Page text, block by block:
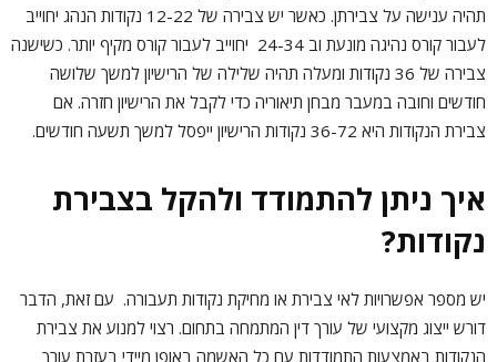
תהיה ענישה על צבירתן. כאשר יש צבירה של 12-22 נקודות הנהג יחוייב
לעבור קורס נהיגה מונעת וב 24-34 יחוייב לעבור קורס מקיף יותר. כשישנה
צבירה של 36 נקודות ומעלה תהיה שלילה של הרישיון למשך שלושה
חודשים וחובה במעבר מבחן תיאוריה כדי לקבל את הרישיון חזרה. אם
צבירת הנקודות היא 36-72 נקודות הרישיון ייפסל למשך תשעה חודשים.
איך ניתן להתמודד ולהקל בצבירת
נקודות?
יש מספר אפשרויות לאי צבירת או מחיקת נקודות תעבורה. עם זאת, הדבר
דורש ייצוג מקצועי של עורך דין המתמחה בתחום. רצוי למנוע את צבירת
הנקודות באמצעות התמודדות עם כל האשמה באופן מיידי בעזרת עורך